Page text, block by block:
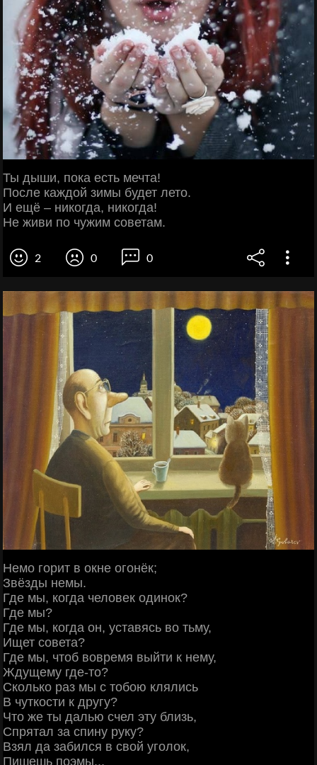
Ты дыши, пока есть мечта!
После каждой зимы будет лето.
И ещё – никогда, никогда!
Не живи по чужим советам.
2 0 0
Немо горит в окне огонёк;
Звёзды немы.
Где мы, когда человек одинок?
Где мы?
Где мы, когда он, уставясь во тьму,
Ищет совета?
Где мы, чтоб вовремя выйти к нему,
Ждущему где-то?
Сколько раз мы с тобою клялись
В чуткости к другу?
Что же ты далью счел эту близь,
Спрятал за спину руку?
Взял да забился в свой уголок,
Пишешь поэмы...